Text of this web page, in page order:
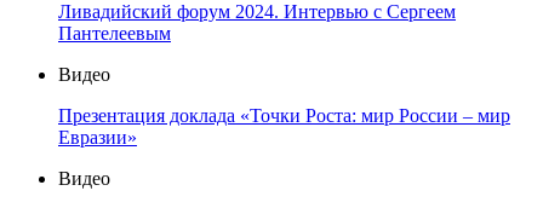
Ливадийский форум 2024. Интервью с Сергеем
Пантелеевым
Видео
Презентация доклада «Точки Роста: мир России – мир
Евразии»
Видео